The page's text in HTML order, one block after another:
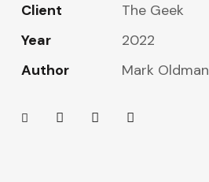
Client
The Geek
Year
2022
Author
Mark Oldman